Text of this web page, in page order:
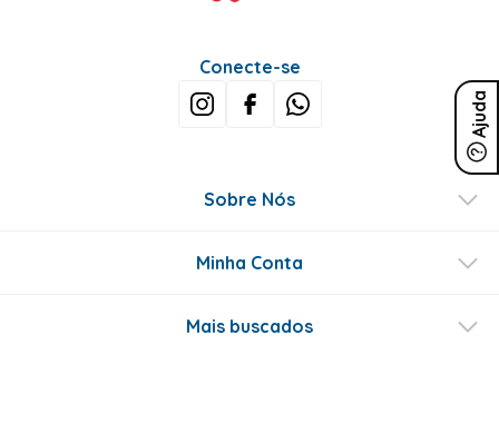
Ajuda
Conecte-se
Sobre Nós
Minha Conta
Mais buscados